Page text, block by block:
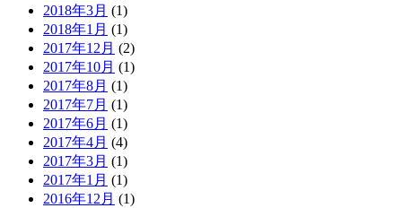
2018年3月 (1)
2018年1月 (1)
2017年12月 (2)
2017年10月 (1)
2017年8月 (1)
2017年7月 (1)
2017年6月 (1)
2017年4月 (4)
2017年3月 (1)
2017年1月 (1)
2016年12月 (1)